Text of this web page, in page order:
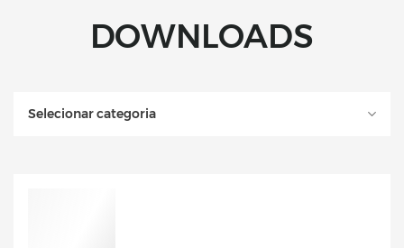
DOWNLOADS
Selecionar categoria